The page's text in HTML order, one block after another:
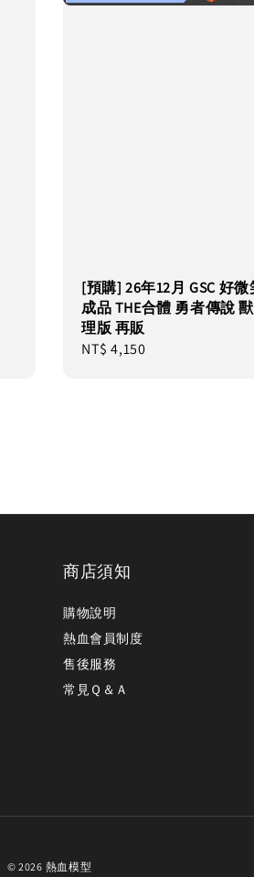
[預購] 26年12月 GSC 好
成品 THE合體 勇者傳說
理版 再販
Regular
NT$ 4,150
商店須知
購物說明
熱血會員制度
售後服務
常見Ｑ＆Ａ
© 2026 熱血模型